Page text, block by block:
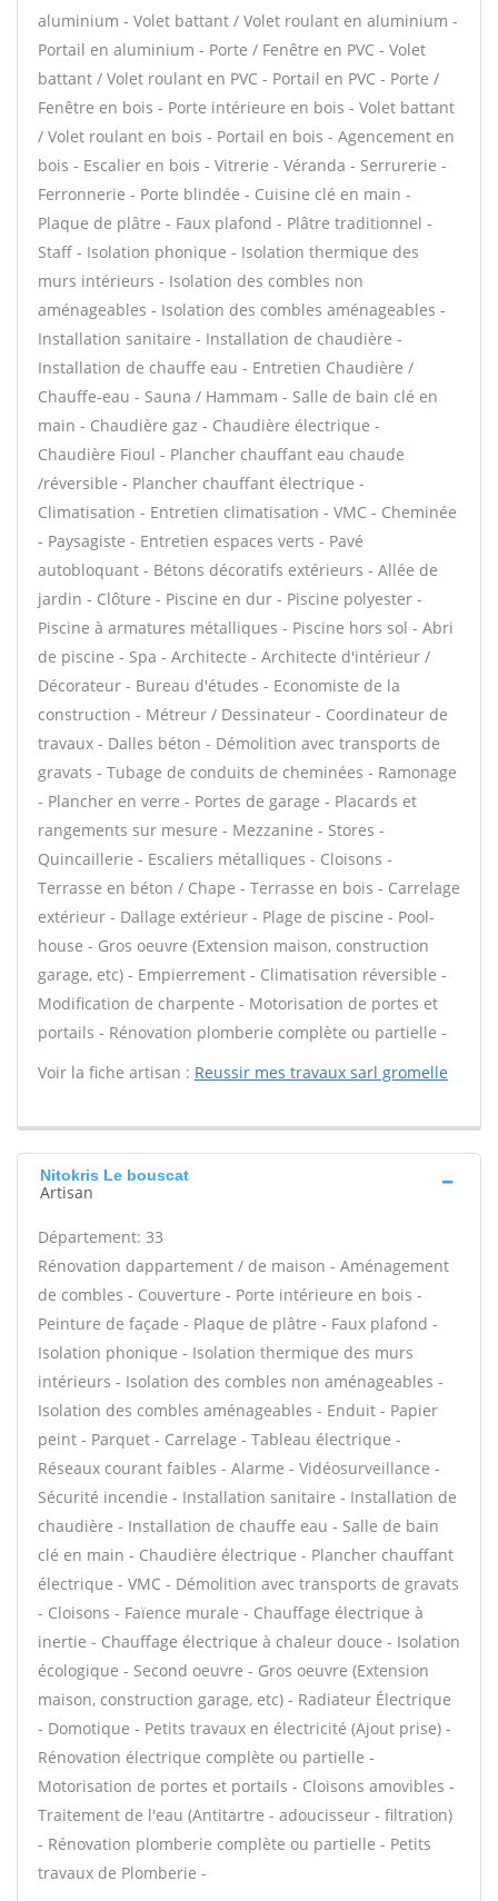
aluminium - Volet battant / Volet roulant en aluminium -
Portail en aluminium - Porte / Fenêtre en PVC - Volet
battant / Volet roulant en PVC - Portail en PVC - Porte /
Fenêtre en bois - Porte intérieure en bois - Volet battant
/ Volet roulant en bois - Portail en bois - Agencement en
bois - Escalier en bois - Vitrerie - Véranda - Serrurerie -
Ferronnerie - Porte blindée - Cuisine clé en main -
Plaque de plâtre - Faux plafond - Plâtre traditionnel -
Staff - Isolation phonique - Isolation thermique des
murs intérieurs - Isolation des combles non
aménageables - Isolation des combles aménageables -
Installation sanitaire - Installation de chaudière -
Installation de chauffe eau - Entretien Chaudière /
Chauffe-eau - Sauna / Hammam - Salle de bain clé en
main - Chaudière gaz - Chaudière électrique -
Chaudière Fioul - Plancher chauffant eau chaude
/réversible - Plancher chauffant électrique -
Climatisation - Entretien climatisation - VMC - Cheminée
- Paysagiste - Entretien espaces verts - Pavé
autobloquant - Bétons décoratifs extérieurs - Allée de
jardin - Clôture - Piscine en dur - Piscine polyester -
Piscine à armatures métalliques - Piscine hors sol - Abri
de piscine - Spa - Architecte - Architecte d'intérieur /
Décorateur - Bureau d'études - Economiste de la
construction - Métreur / Dessinateur - Coordinateur de
travaux - Dalles béton - Démolition avec transports de
gravats - Tubage de conduits de cheminées - Ramonage
- Plancher en verre - Portes de garage - Placards et
rangements sur mesure - Mezzanine - Stores -
Quincaillerie - Escaliers métalliques - Cloisons -
Terrasse en béton / Chape - Terrasse en bois - Carrelage
extérieur - Dallage extérieur - Plage de piscine - Pool-
house - Gros oeuvre (Extension maison, construction
garage, etc) - Empierrement - Climatisation réversible -
Modification de charpente - Motorisation de portes et
portails - Rénovation plomberie complète ou partielle -
Voir la fiche artisan : Reussir mes travaux sarl gromelle
Nitokris Le bouscat
Artisan
Département: 33
Rénovation dappartement / de maison - Aménagement
de combles - Couverture - Porte intérieure en bois -
Peinture de façade - Plaque de plâtre - Faux plafond -
Isolation phonique - Isolation thermique des murs
intérieurs - Isolation des combles non aménageables -
Isolation des combles aménageables - Enduit - Papier
peint - Parquet - Carrelage - Tableau électrique -
Réseaux courant faibles - Alarme - Vidéosurveillance -
Sécurité incendie - Installation sanitaire - Installation de
chaudière - Installation de chauffe eau - Salle de bain
clé en main - Chaudière électrique - Plancher chauffant
électrique - VMC - Démolition avec transports de gravats
- Cloisons - Faïence murale - Chauffage électrique à
inertie - Chauffage électrique à chaleur douce - Isolation
écologique - Second oeuvre - Gros oeuvre (Extension
maison, construction garage, etc) - Radiateur Électrique
- Domotique - Petits travaux en électricité (Ajout prise) -
Rénovation électrique complète ou partielle -
Motorisation de portes et portails - Cloisons amovibles -
Traitement de l'eau (Antitartre - adoucisseur - filtration)
- Rénovation plomberie complète ou partielle - Petits
travaux de Plomberie -